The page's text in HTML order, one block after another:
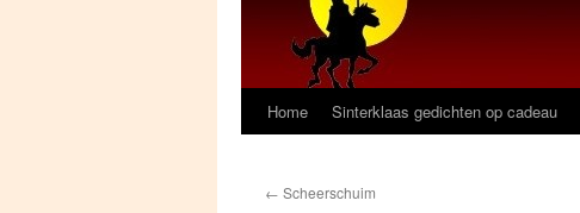
Home Sinterklaas gedichten op cadeau
← Scheerschuim